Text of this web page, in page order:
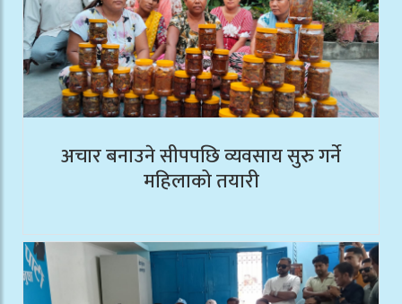
अचार बनाउने सीपपछि व्यवसाय सुरु गर्ने
महिलाको तयारी